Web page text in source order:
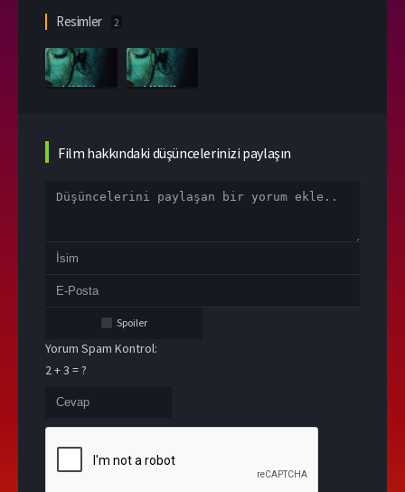
Resimler 2
Film hakkındaki düşüncelerinizi paylaşın
Spoiler
Yorum Spam Kontrol:
2 + 3 = ?